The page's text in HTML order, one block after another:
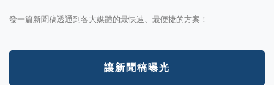
發一篇新聞稿透通到各大媒體的最快速、最便捷的方案！
讓新聞稿曝光